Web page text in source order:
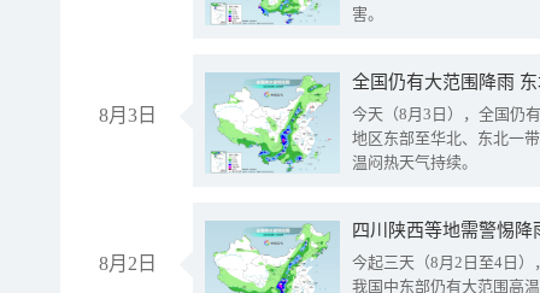
害。
8月3日
全国仍有大范围降雨
今天（8月3日），全国仍
地区东部至华北、东北一
温闷热天气持续。
8月2日
今起三天（8月2日至4日
我国中东部仍有大范围高